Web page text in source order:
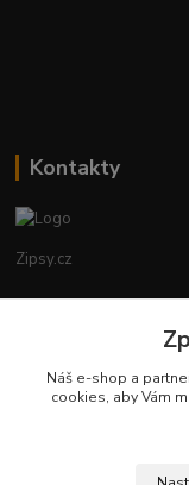
Kontakty
Zipsy.cz
obchod@zipsy.cz
Náš e-shop a
cookies, aby Vám